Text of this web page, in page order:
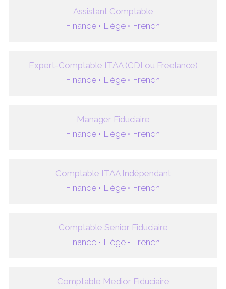
Assistant Comptable
Finance • Liège • French
Expert-Comptable ITAA (CDI ou Freelance)
Finance • Liège • French
Manager Fiduciaire
Finance • Liège • French
Comptable ITAA Indépendant
Finance • Liège • French
Comptable Senior Fiduciaire
Finance • Liège • French
Comptable Medior Fiduciaire